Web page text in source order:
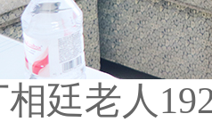
廷老人